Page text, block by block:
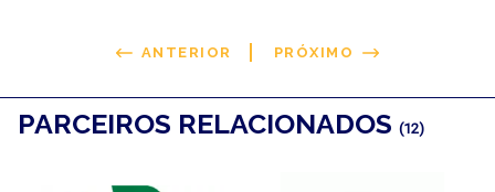
ANTERIOR PRÓXIMO
PARCEIROS RELACIONADOS (12)